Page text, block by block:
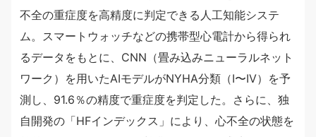
不全の重症度を高精度に判定できる人工知能システ
ム。スマートウォッチなどの携帯型心電計から得られ
るデータをもとに、CNN（畳み込みニューラルネット
ワーク）を用いたAIモデルがNYHA分類（I〜IV）を予
測し、91.6％の精度で重症度を判定した。さらに、独
自開発の「HFインデックス」により、心不全の状態を